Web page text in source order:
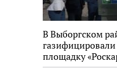
В Выборгском
площадку